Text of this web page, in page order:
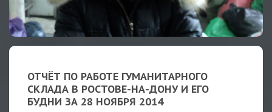
ОТЧЁТ ПО РАБОТЕ ГУМАНИТАРНОГО
СКЛАДА В РОСТОВЕ-НА-ДОНУ И ЕГО
БУДНИ ЗА 28 НОЯБРЯ 2014